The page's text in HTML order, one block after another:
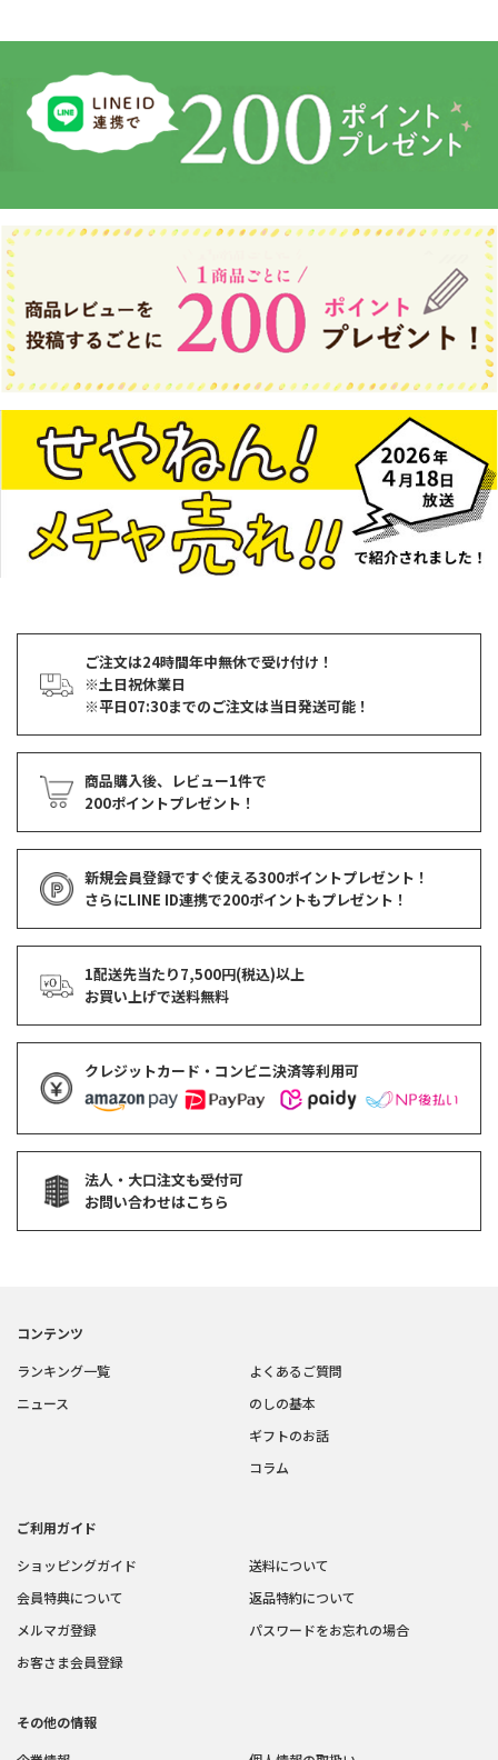
ご注文は24時間年中無休で受け付け！
※土日祝休業日
※平日07:30までのご注文は当日発送可能！
商品購入後、レビュー1件で
200ポイントプレゼント！
新規会員登録ですぐ使える300ポイントプレゼント！
さらにLINE ID連携で200ポイントもプレゼント！
1配送先当たり7,500円(税込)以上
お買い上げで送料無料
クレジットカード・コンビニ決済等利用可
法人・大口注文も受付可
お問い合わせはこちら
コンテンツ
ランキング一覧
ニュース
よくあるご質問
のしの基本
ギフトのお話
コラム
ご利用ガイド
ショッピングガイド
会員特典について
メルマガ登録
お客さま会員登録
送料について
返品特約について
パスワードをお忘れの場合
その他の情報